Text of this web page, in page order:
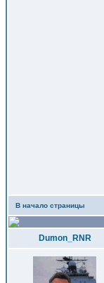
В начало страницы
Dumon_RNR